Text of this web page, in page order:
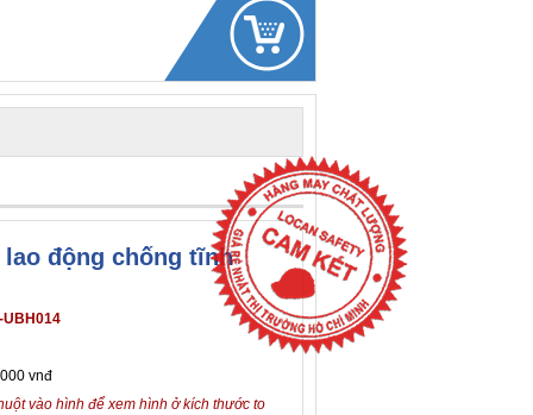
lao động chống tĩnh
UBH014
vnđ
vào hình để xem hình ở kích thước to